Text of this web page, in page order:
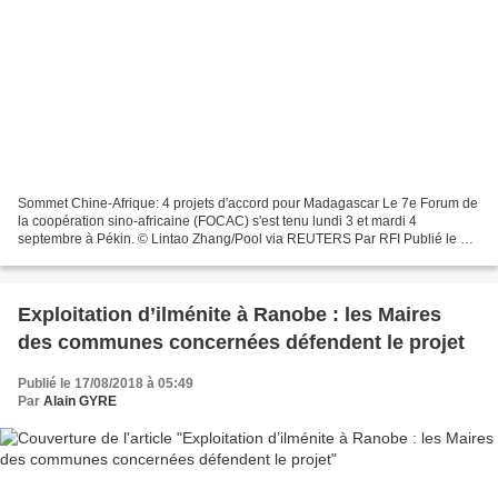
Sommet Chine-Afrique: 4 projets d'accord pour Madagascar Le 7e Forum de
la coopération sino-africaine (FOCAC) s'est tenu lundi 3 et mardi 4
septembre à Pékin. © Lintao Zhang/Pool via REUTERS Par RFI Publié le 05-
Exploitation d’ilménite à Ranobe : les Maires
des communes concernées défendent le projet
Publié le 17/08/2018 à 05:49
Par Alain GYRE